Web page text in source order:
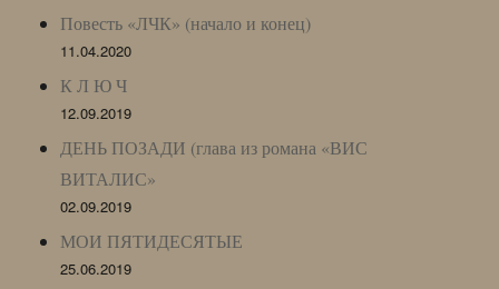
Повесть «ЛЧК» (начало и конец)
11.04.2020
К Л Ю Ч
12.09.2019
ДЕНЬ ПОЗАДИ (глава из романа «ВИС
ВИТАЛИС»
02.09.2019
МОИ ПЯТИДЕСЯТЫЕ
25.06.2019